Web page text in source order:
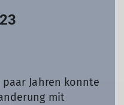
Jahren konnte
mit